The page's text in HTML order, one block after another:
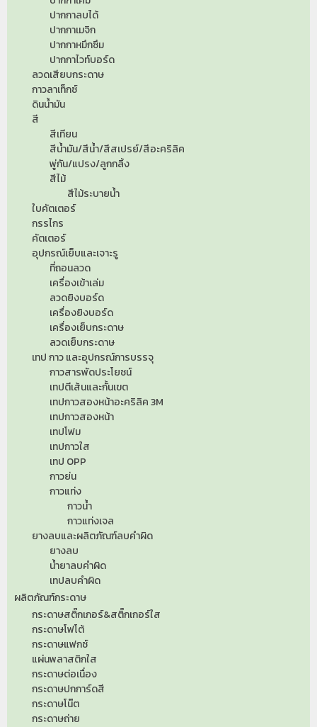
ปากกาลบได้
ปากกาเมจิก
ปากกาหมึกซึม
ปากกาไวท์บอร์ด
ลวดเสียบกระดาษ
กาวลาเท็กซ์
ดินน้ำมัน
สี
สีเทียน
สีน้ำมัน/สีน้ำ/สีสเปรย์/สีอะคริลิค
พู่กัน/แปรง/ลูกกลิ้ง
สีไม้
สีไม้ระบายน้ำ
ใบคัตเตอร์
กรรไกร
คัตเตอร์
อุปกรณ์เย็บและเจาะรู
ที่ถอนลวด
เครื่องเข้าเล่ม
ลวดยิงบอร์ด
เครื่องยิงบอร์ด
เครื่องเย็บกระดาษ
ลวดเย็บกระดาษ
เทป กาว และอุปกรณ์การบรรจุ
กาวสารพัดประโยชน์
เทปตีเส้นและกั้นเขต
เทปกาวสองหน้าอะคริลิค 3M
เทปกาวสองหน้า
เทปโฟม
เทปกาวใส
เทป OPP
กาวย่น
กาวแท่ง
กาวน้ำ
กาวแท่งเจล
ยางลบและผลิตภัณฑ์ลบคำผิด
ยางลบ
น้ำยาลบคำผิด
เทปลบคำผิด
ผลิตภัณฑ์กระดาษ
กระดาษสติ๊กเกอร์&สติ๊กเกอร์ใส
กระดาษโฟโต้
กระดาษแฟกซ์
แผ่นพลาสติกใส
กระดาษต่อเนื่อง
กระดาษปกการ์ดสี
กระดาษโน๊ต
กระดาษถ่าย